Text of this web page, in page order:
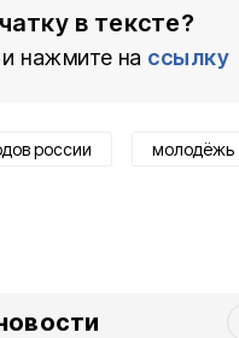
в тексте?
нажмите на ссылку
россии молодёжь